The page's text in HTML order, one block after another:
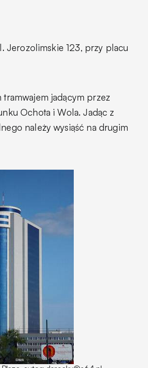
Jerozolimskie 123, przy placu
tramwajem jadącym przez
Ochota i Wola. Jadąc z
należy wysiąść na drugim